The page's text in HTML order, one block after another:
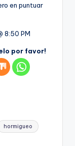
en puntuar
8:50 PM
por favor!
hormigueo